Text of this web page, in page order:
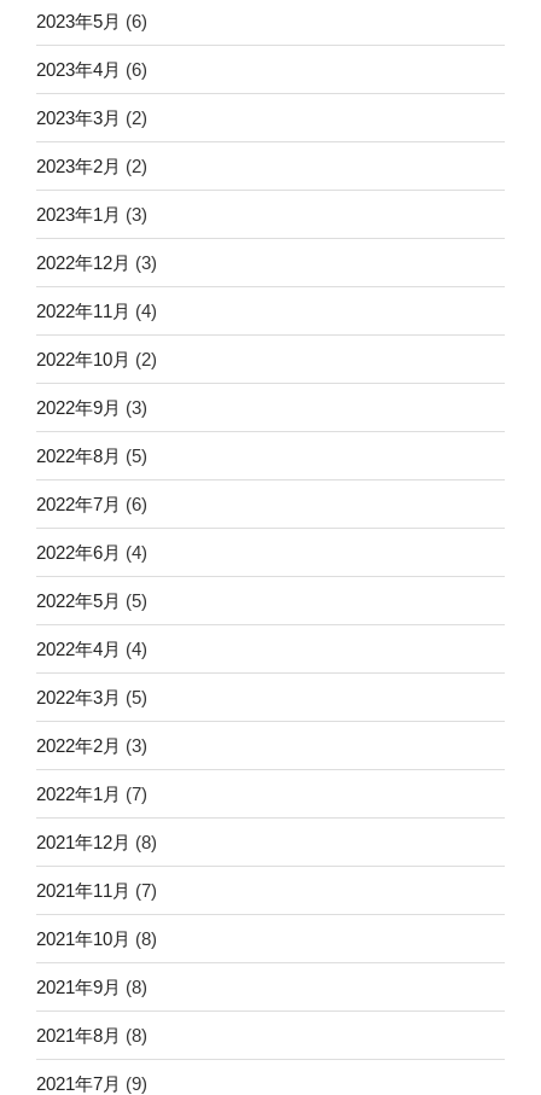
2023年5月 (6)
2023年4月 (6)
2023年3月 (2)
2023年2月 (2)
2023年1月 (3)
2022年12月 (3)
2022年11月 (4)
2022年10月 (2)
2022年9月 (3)
2022年8月 (5)
2022年7月 (6)
2022年6月 (4)
2022年5月 (5)
2022年4月 (4)
2022年3月 (5)
2022年2月 (3)
2022年1月 (7)
2021年12月 (8)
2021年11月 (7)
2021年10月 (8)
2021年9月 (8)
2021年8月 (8)
2021年7月 (9)